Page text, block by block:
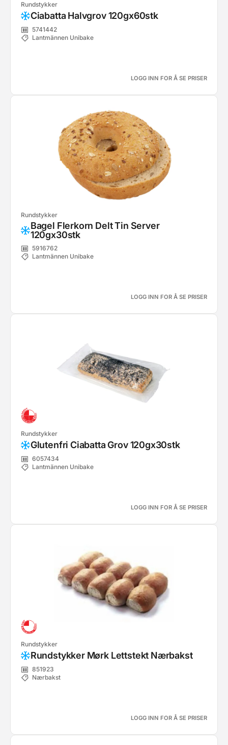
Rundstykker
Ciabatta Halvgrov 120gx60stk
5741442
Lantmännen Unibake
LOGG INN FOR Å SE PRISER
Rundstykker
Bagel Flerkorn Delt Tin Server
120gx30stk
5916762
Lantmännen Unibake
LOGG INN FOR Å SE PRISER
Rundstykker
Glutenfri Ciabatta Grov 120gx30stk
6057434
Lantmännen Unibake
LOGG INN FOR Å SE PRISER
Rundstykker
Rundstykker Mørk Lettstekt Nærbakst
851923
Nærbakst
LOGG INN FOR Å SE PRISER